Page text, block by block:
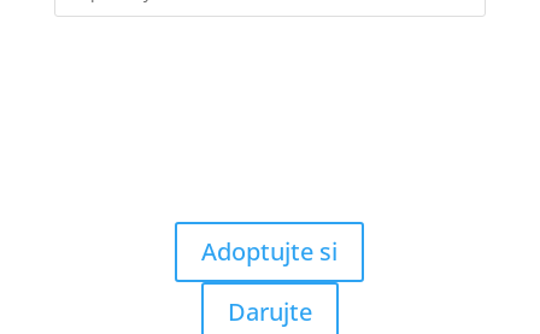
Adoptujte si
Darujte